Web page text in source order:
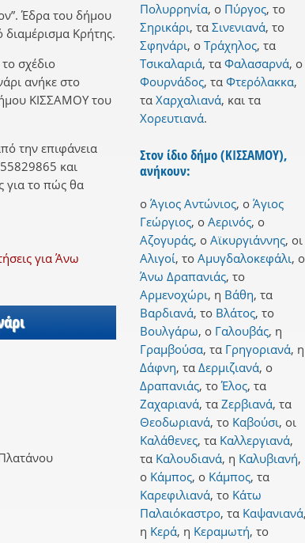
Έδρα του δήμου
διαμέρισμα Κρήτης.
σχέδιο
ανήκε στο
ΚΙΣΣΑΜΟΥ του
την επιφάνεια
και
για το πώς θα
για Άνω
Πολυρρηνία, ο Πύργος, το
Σηρικάρι, τα Σινενιανά, το
Σφηνάρι, ο Τράχηλος, τα
Τσικαλαριά, τα Φαλασαρνά, ο
Φουρνάδος, τα Φτερόλακκα,
τα Χαρχαλιανά, και τα
Χορευτιανά.
Στον ίδιο δήμο (ΚΙΣΣΑΜΟΥ),
ανήκουν:
ο Άγιος Αντώνιος, ο Άγιος
Γεώργιος, ο Αερινός, ο
Αζογυράς, ο Αϊκυργιάννης, οι
Αλιγοί, το Αμυγδαλοκεφάλι, ο
Άνω Δραπανιάς, το
Αρμενοχώρι, η Βάθη, τα
Βαρδιανά, το Βλάτος, το
Βουλγάρω, ο Γαλουβάς, η
Γραμβούσα, τα Γρηγοριανά, η
Δάφνη, τα Δερμιζιανά, ο
Δραπανιάς, το Έλος, τα
Ζαχαριανά, τα Ζερβιανά, τα
Θεοδωριανά, το Καβούσι, οι
Καλάθενες, τα Καλλεργιανά,
τα Καλουδιανά, η Καλυβιανή,
ο Κάμπος, ο Κάμπος, τα
Καρεφιλιανά, το Κάτω
Παλαιόκαστρο, τα Καψανιανά,
η Κερά, η Κεραμωτή, το